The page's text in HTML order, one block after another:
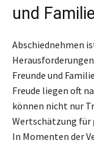
und Familie
Abschiednehmen
Freunde und
Freude liegen oft
können nicht nur
Wertschätzung für
In Momenten der